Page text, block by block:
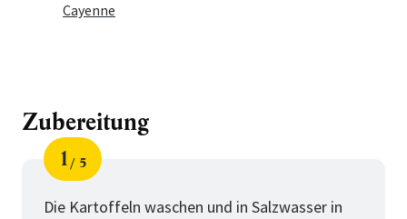
Cayenne
Zubereitung
Schritt
1
von
5
Die Kartoffeln waschen und in Salzwasser in